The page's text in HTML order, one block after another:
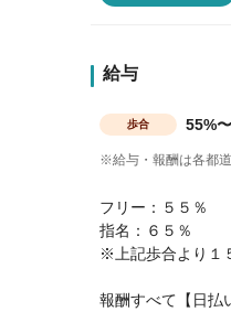
給与
歩合 55%〜
※給与・報酬は各都
フリー：５５％
指名：６５％
※上記歩合より１
報酬すべて【日払